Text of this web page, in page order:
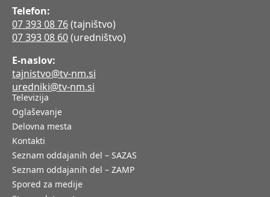
Telefon:
07 393 08 76(tajništvo)
07 393 08 60(uredništvo)
E-naslov:
tajnistvo@tv-nm.si
uredniki@tv-nm.si
Televizija
Oglaševanje
Delovna mesta
Kontakti
Seznam oddajanih del – SAZAS
Seznam oddajanih del – ZAMP
Spored za medije